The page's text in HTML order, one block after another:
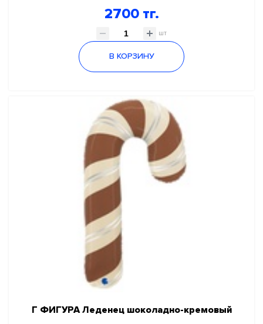
2700 тг.
шт
В КОРЗИНУ
Г ФИГУРА Леденец шоколадно-кремовый